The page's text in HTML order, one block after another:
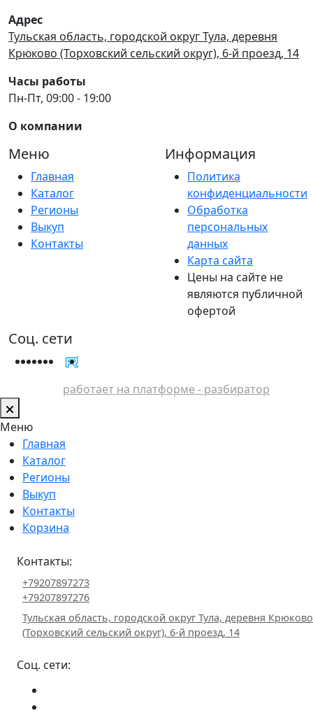
Адрес
Тульская область, городской округ Тула, деревня
Крюково (Торховский сельский округ), 6-й проезд, 14
Часы работы
Пн-Пт, 09:00 - 19:00
О компании
Меню
Главная
Каталог
Регионы
Выкуп
Контакты
Информация
Политика
конфиденциальности
Обработка
персональных
данных
Карта сайта
Цены на сайте не
являются публичной
офертой
Соц. сети
работает на платформе - разбиратор
Меню
Главная
Каталог
Регионы
Выкуп
Контакты
Корзина
Контакты:
+79207897273
+79207897276
Тульская область, городской округ Тула, деревня Крюково
(Торховский сельский округ), 6-й проезд, 14
Соц. сети: